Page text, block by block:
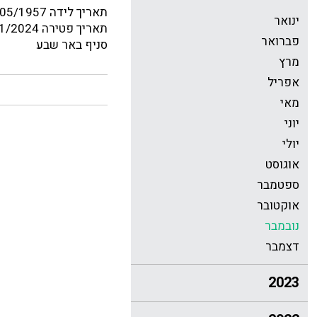
ינואר
פברואר
מרץ
אפריל
מאי
יוני
יולי
אוגוסט
ספטמבר
אוקטובר
נובמבר
דצמבר
2023
תאריך לידה 19/05/1957
תאריך פטירה 15/11/2024
סניף באר שבע